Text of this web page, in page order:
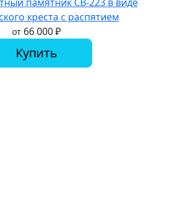
креста с распятием
от 66 000₽
Купить